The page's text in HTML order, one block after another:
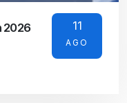
11
AGO
2026